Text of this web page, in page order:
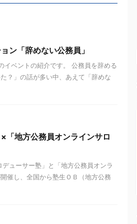
ン「辞めない公務員」
イベントの紹介です。 公務員を辞める
？」の話が多い中、あえて「辞めな
「地方公務員オンラインサロ
ューサー塾」と「地方公務員オンラ
催し、全国から塾生ＯＢ（地方公務